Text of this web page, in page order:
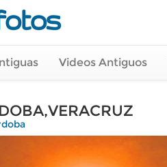
Videos Antiguos